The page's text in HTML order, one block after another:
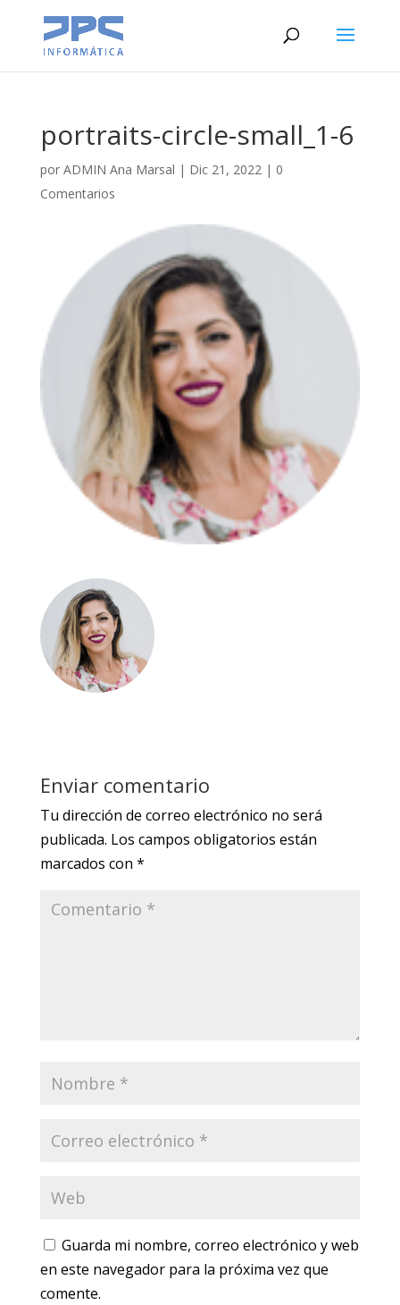
portraits-circle-small_1-6
por ADMIN Ana Marsal | Dic 21, 2022| 0
Comentarios
Enviar comentario
Tu dirección de correo electrónico no será
publicada. Los campos obligatorios están
marcados con *
Guarda mi nombre, correo electrónico y web
en este navegador para la próxima vez que
comente.